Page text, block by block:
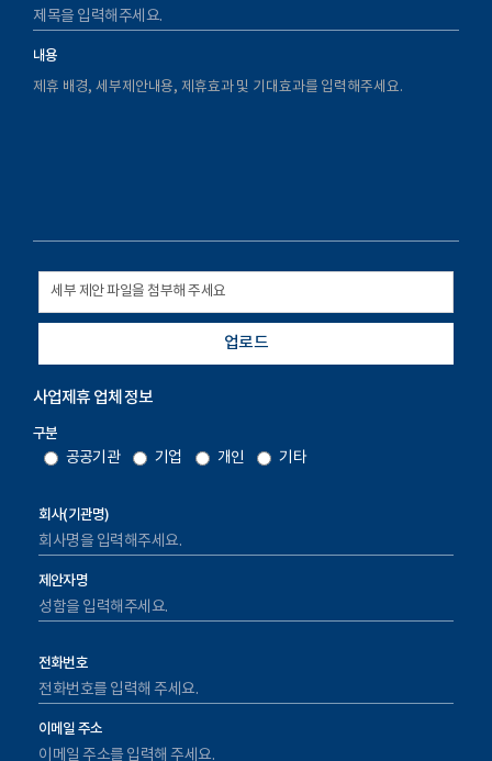
내용
업로드
사업제휴 업체 정보
구분
공공기관
기업 개인 기타
회사(기관명)
제안자명
전화번호
이메일 주소